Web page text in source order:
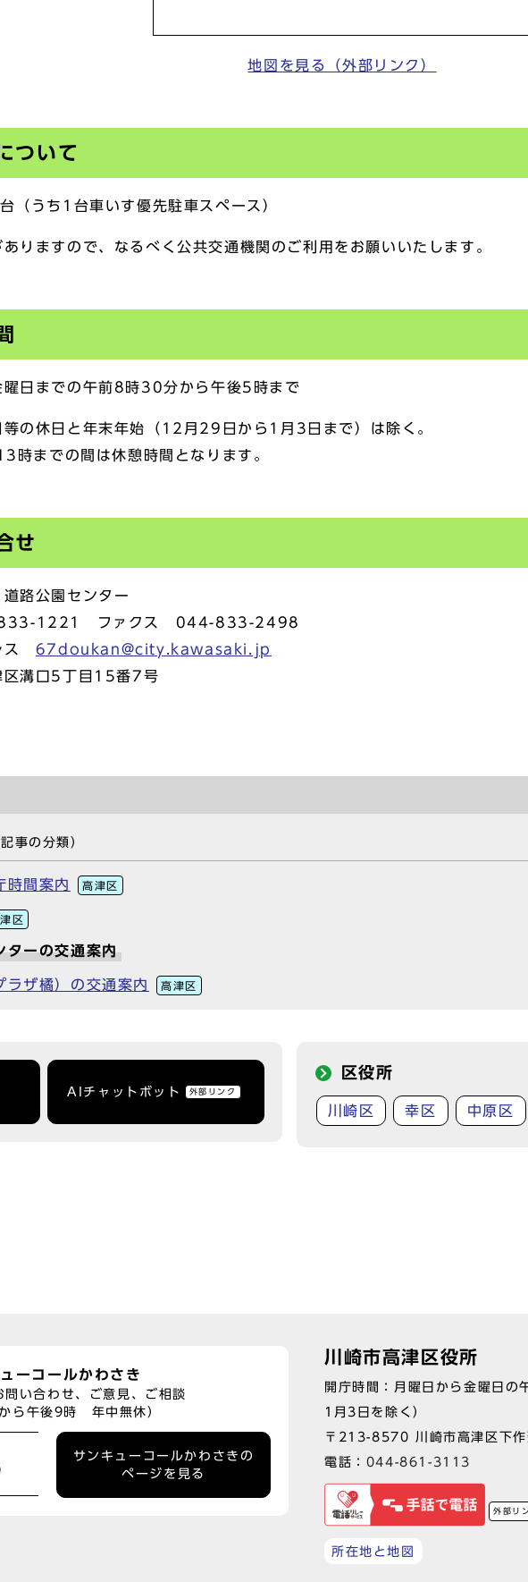
地図を見る（外部リンク）
ついて
うち1台車いす優先駐車スペース）
りますので、なるべく公共交通機関のご利用をお願いいたします。
曜日までの午前8時30分から午後5時まで
の休日と年末年始（12月29日から1月3日まで）は除く。
時までの間は休憩時間となります。
せ
路公園センター
1221 ファクス 044-833-2498
ス 67doukan@city.kawasaki.jp
溝口5丁目15番7号
記事の分類）
時間案内 高津区
区
ターの交通案内
ラザ橘）の交通案内 高津区
AIチャットボット 外部リンク
区役所
川崎区 幸区 中原区
ーコールかわさき
問い合わせ、ご意見、ご相談
から午後9時 年中無休）
サンキューコールかわさきの
ページを見る
川崎市高津区役所
開庁時間：月曜日から金曜日
1月3日を除く）
〒213-8570 川崎市高津区下
電話： 044-861-3113
外部リ
所在地と地図